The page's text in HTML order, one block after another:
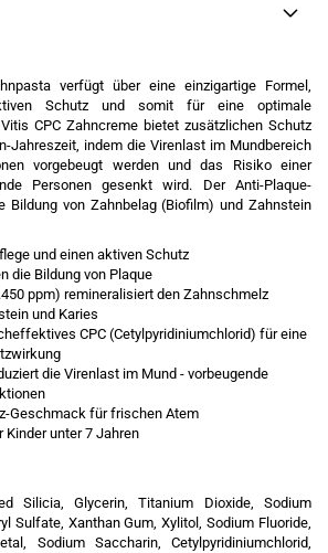
verfügt über eine einzigartige Formel,
Schutz und somit für eine optimale
CPC Zahncreme bietet zusätzlichen Schutz
Jahreszeit, indem die Virenlast im Mundbereich
vorgebeugt werden und das Risiko einer
Personen gesenkt wird. Der Anti-Plaque-
Bildung von Zahnbelag (Biofilm) und Zahnstein
und einen aktiven Schutz
die Bildung von Plaque
ppm) remineralisiert den Zahnschmelz
und Karies
CPC (Cetylpyridiniumchlorid) für eine
die Virenlast im Mund - vorbeugende
Geschmack für frischen Atem
unter 7 Jahren
Silicia, Glycerin, Titanium Dioxide, Sodium
Sulfate, Xanthan Gum, Xylitol, Sodium Fluoride,
Sodium Saccharin, Cetylpyridiniumchlorid,